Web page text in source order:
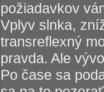
požiadavkov
Vplyv slnka,
transreflexný
pravda. Ale
Po čase sa